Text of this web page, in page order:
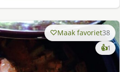
Maak favoriet38
👍1